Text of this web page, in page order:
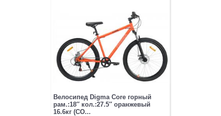
Велосипед Digma Core горный
рам.:18″ кол.:27.5″ оранжевый
16.6кг (CO...